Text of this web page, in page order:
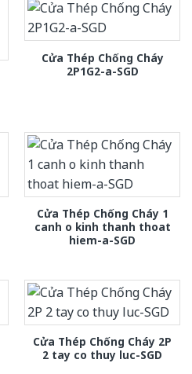
Cửa Thép Chống Cháy
2P1G2-a-SGD
Cửa Thép Chống Cháy 1
canh o kinh thanh thoat
hiem-a-SGD
Cửa Thép Chống Cháy 2P
2 tay co thuy luc-SGD